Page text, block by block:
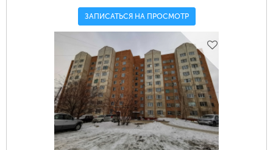
ЗАПИСАТЬСЯ НА ПРОСМОТР